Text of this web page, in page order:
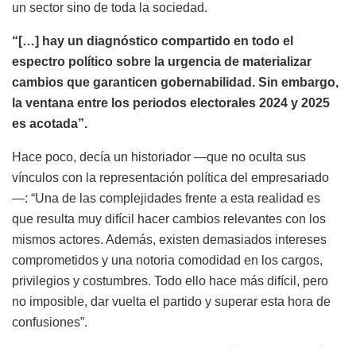
un sector sino de toda la sociedad.
“ […] hay un diagnóstico compartido en todo el
espectro político sobre la urgencia de materializar
cambios que garanticen gobernabilidad. Sin embargo,
la ventana entre los periodos electorales 2024 y 2025
es acotada”.
Hace poco, decía un historiador —que no oculta sus
vínculos con la representación política del empresariado
—: “Una de las complejidades frente a esta realidad es
que resulta muy difícil hacer cambios relevantes con los
mismos actores. Además, existen demasiados intereses
comprometidos y una notoria comodidad en los cargos,
privilegios y costumbres. Todo ello hace más difícil, pero
no imposible, dar vuelta el partido y superar esta hora de
confusiones”.